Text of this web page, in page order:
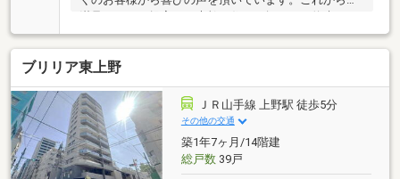
す。◆購入はゴールではなく幸せな未来へのスタート
◆住み始めてからの不安や悩みも、TOHO HOUSE
CLUBが将来サポート。お客様一人ひとりの安心を守る
ため、いつもずっと人生に寄り添い、豊かな未来を支
え続けます。◆ローン相談大歓迎！頭金0円からの購
入も可能◆将来のライフイベントを見据え、無理のな
い資金計画をプロがアドバイス。お問合せは【資料請
求】又は【フリーダイヤル】へお気軽にお問い合わせ
ください。
ブリリア東上野
ＪＲ山手線 上野駅 徒歩5分
その他の交通
築1年7ヶ月/14階建
総戸数39戸